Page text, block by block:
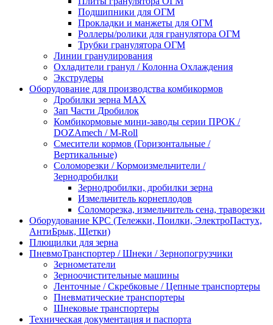
Подшипники для ОГМ
Прокладки и манжеты для ОГМ
Роллеры/ролики для гранулятора ОГМ
Трубки гранулятора ОГМ
Линии гранулирования
Охладители гранул / Колонна Охлаждения
Экструдеры
Оборудование для производства комбикормов
Дробилки зерна МАХ
Зап Части Дробилок
Комбикормовые мини-заводы серии ПРОК /
DOZAmech / M-Roll
Смесители кормов (Горизонтальные /
Вертикальные)
Соломорезки / Кормоизмельчители /
Зернодробилки
Зернодробилки, дробилки зерна
Измельчитель корнеплодов
Соломорезка, измельчитель сена, траворезки
Оборудование КРС (Тележки, Поилки, ЭлектроПастух,
АнтиБрык, Щетки)
Плющилки для зерна
ПневмоТранспортер / Шнеки / Зернопогрузчики
Зернометатели
Зерноочистительные машины
Ленточные / Скребковые / Цепные транспортеры
Пневматические транспортеры
Шнековые транспортеры
Техническая документация и паспорта